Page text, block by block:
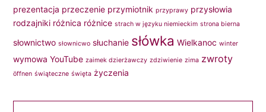
prezentacja przeczenie przymiotnik przyprawy przysłowia
rodzajniki różnica różnice strach w języku niemieckim strona bierna
słownictwo słownicwo słuchanie słówka Wielkanoc winter
wymowa YouTube zaimek dzierżawczy zdziwienie zima zwroty
öffnen świąteczne święta życzenia